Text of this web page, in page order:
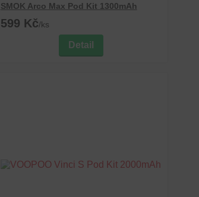
SMOK Arco Max Pod Kit 1300mAh
599 Kč/ks
Detail